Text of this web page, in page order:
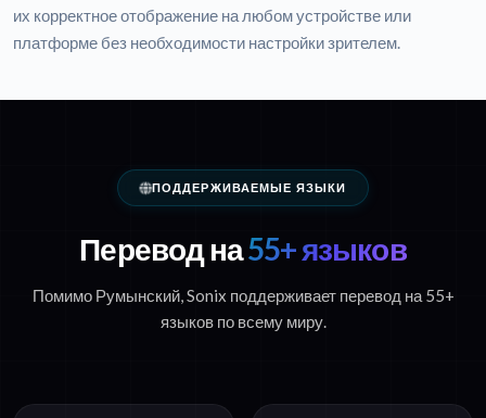
их корректное отображение на любом устройстве или
платформе без необходимости настройки зрителем.
ПОДДЕРЖИВАЕМЫЕ ЯЗЫКИ
Перевод на55+ языков
Помимо Румынский, Sonix поддерживает перевод на 55+
языков по всему миру.